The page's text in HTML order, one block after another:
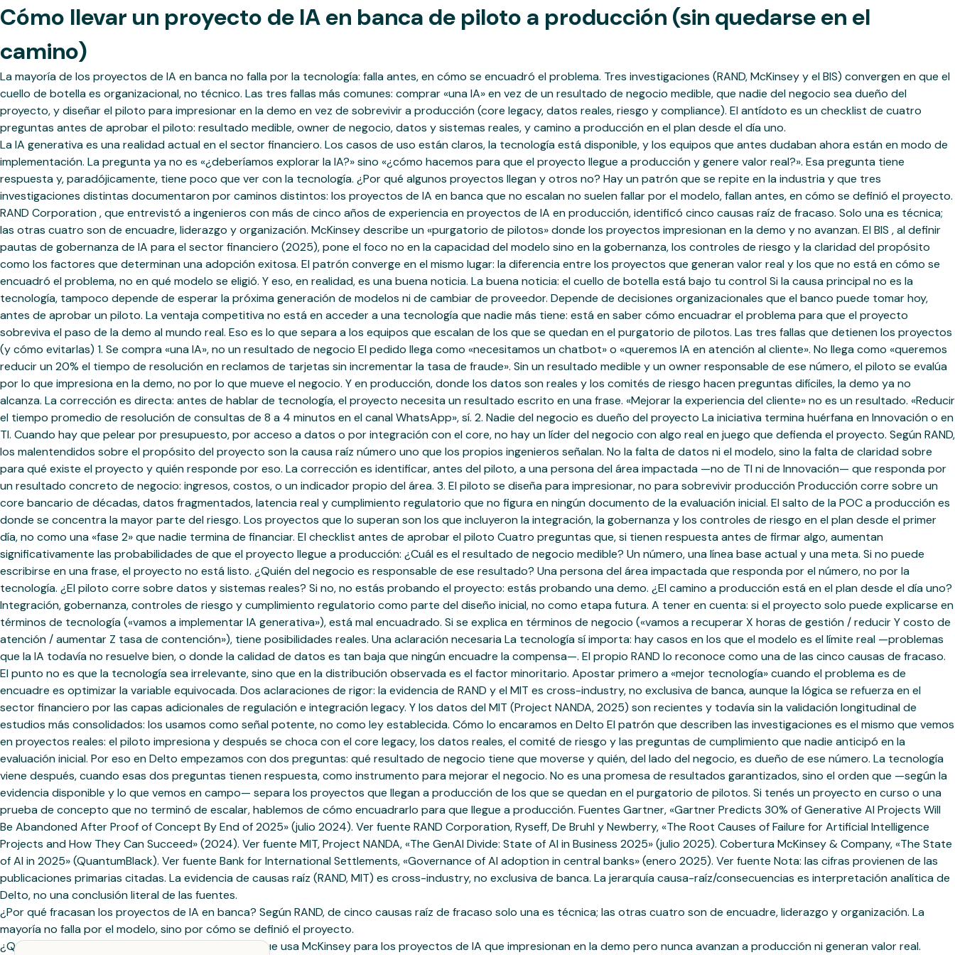
Cómo llevar un proyecto de IA en banca de piloto a producción (sin quedarse en el
camino)
La mayoría de los proyectos de IA en banca no falla por la tecnología: falla antes, en cómo se encuadró el problema. Tres investigaciones (RAND, McKinsey y el BIS) convergen en que el
cuello de botella es organizacional, no técnico. Las tres fallas más comunes: comprar «una IA» en vez de un resultado de negocio medible, que nadie del negocio sea dueño del
proyecto, y diseñar el piloto para impresionar en la demo en vez de sobrevivir a producción (core legacy, datos reales, riesgo y compliance). El antídoto es un checklist de cuatro
preguntas antes de aprobar el piloto: resultado medible, owner de negocio, datos y sistemas reales, y camino a producción en el plan desde el día uno.
La IA generativa es una realidad actual en el sector financiero. Los casos de uso están claros, la tecnología está disponible, y los equipos que antes dudaban ahora están en modo de
implementación. La pregunta ya no es «¿deberíamos explorar la IA?» sino «¿cómo hacemos para que el proyecto llegue a producción y genere valor real?». Esa pregunta tiene
respuesta y, paradójicamente, tiene poco que ver con la tecnología. ¿Por qué algunos proyectos llegan y otros no? Hay un patrón que se repite en la industria y que tres
investigaciones distintas documentaron por caminos distintos: los proyectos de IA en banca que no escalan no suelen fallar por el modelo, fallan antes, en cómo se definió el proyecto.
RAND Corporation , que entrevistó a ingenieros con más de cinco años de experiencia en proyectos de IA en producción, identificó cinco causas raíz de fracaso. Solo una es técnica;
las otras cuatro son de encuadre, liderazgo y organización. McKinsey describe un «purgatorio de pilotos» donde los proyectos impresionan en la demo y no avanzan. El BIS , al definir
pautas de gobernanza de IA para el sector financiero (2025), pone el foco no en la capacidad del modelo sino en la gobernanza, los controles de riesgo y la claridad del propósito
como los factores que determinan una adopción exitosa. El patrón converge en el mismo lugar: la diferencia entre los proyectos que generan valor real y los que no está en cómo se
encuadró el problema, no en qué modelo se eligió. Y eso, en realidad, es una buena noticia. La buena noticia: el cuello de botella está bajo tu control Si la causa principal no es la
tecnología, tampoco depende de esperar la próxima generación de modelos ni de cambiar de proveedor. Depende de decisiones organizacionales que el banco puede tomar hoy,
antes de aprobar un piloto. La ventaja competitiva no está en acceder a una tecnología que nadie más tiene: está en saber cómo encuadrar el problema para que el proyecto
sobreviva el paso de la demo al mundo real. Eso es lo que separa a los equipos que escalan de los que se quedan en el purgatorio de pilotos. Las tres fallas que detienen los proyectos
(y cómo evitarlas) 1. Se compra «una IA», no un resultado de negocio El pedido llega como «necesitamos un chatbot» o «queremos IA en atención al cliente». No llega como «queremos
reducir un 20% el tiempo de resolución en reclamos de tarjetas sin incrementar la tasa de fraude». Sin un resultado medible y un owner responsable de ese número, el piloto se evalúa
por lo que impresiona en la demo, no por lo que mueve el negocio. Y en producción, donde los datos son reales y los comités de riesgo hacen preguntas difíciles, la demo ya no
alcanza. La corrección es directa: antes de hablar de tecnología, el proyecto necesita un resultado escrito en una frase. «Mejorar la experiencia del cliente» no es un resultado. «Reducir
el tiempo promedio de resolución de consultas de 8 a 4 minutos en el canal WhatsApp», sí. 2. Nadie del negocio es dueño del proyecto La iniciativa termina huérfana en Innovación o en
TI. Cuando hay que pelear por presupuesto, por acceso a datos o por integración con el core, no hay un líder del negocio con algo real en juego que defienda el proyecto. Según RAND,
los malentendidos sobre el propósito del proyecto son la causa raíz número uno que los propios ingenieros señalan. No la falta de datos ni el modelo, sino la falta de claridad sobre
para qué existe el proyecto y quién responde por eso. La corrección es identificar, antes del piloto, a una persona del área impactada —no de TI ni de Innovación— que responda por
un resultado concreto de negocio: ingresos, costos, o un indicador propio del área. 3. El piloto se diseña para impresionar, no para sobrevivir producción Producción corre sobre un
core bancario de décadas, datos fragmentados, latencia real y cumplimiento regulatorio que no figura en ningún documento de la evaluación inicial. El salto de la POC a producción es
donde se concentra la mayor parte del riesgo. Los proyectos que lo superan son los que incluyeron la integración, la gobernanza y los controles de riesgo en el plan desde el primer
día, no como una «fase 2» que nadie termina de financiar. El checklist antes de aprobar el piloto Cuatro preguntas que, si tienen respuesta antes de firmar algo, aumentan
significativamente las probabilidades de que el proyecto llegue a producción: ¿Cuál es el resultado de negocio medible? Un número, una línea base actual y una meta. Si no puede
escribirse en una frase, el proyecto no está listo. ¿Quién del negocio es responsable de ese resultado? Una persona del área impactada que responda por el número, no por la
tecnología. ¿El piloto corre sobre datos y sistemas reales? Si no, no estás probando el proyecto: estás probando una demo. ¿El camino a producción está en el plan desde el día uno?
Integración, gobernanza, controles de riesgo y cumplimiento regulatorio como parte del diseño inicial, no como etapa futura. A tener en cuenta: si el proyecto solo puede explicarse en
términos de tecnología («vamos a implementar IA generativa»), está mal encuadrado. Si se explica en términos de negocio («vamos a recuperar X horas de gestión / reducir Y costo de
atención / aumentar Z tasa de contención»), tiene posibilidades reales. Una aclaración necesaria La tecnología sí importa: hay casos en los que el modelo es el límite real —problemas
que la IA todavía no resuelve bien, o donde la calidad de datos es tan baja que ningún encuadre la compensa—. El propio RAND lo reconoce como una de las cinco causas de fracaso.
El punto no es que la tecnología sea irrelevante, sino que en la distribución observada es el factor minoritario. Apostar primero a «mejor tecnología» cuando el problema es de
encuadre es optimizar la variable equivocada. Dos aclaraciones de rigor: la evidencia de RAND y el MIT es cross-industry, no exclusiva de banca, aunque la lógica se refuerza en el
sector financiero por las capas adicionales de regulación e integración legacy. Y los datos del MIT (Project NANDA, 2025) son recientes y todavía sin la validación longitudinal de
estudios más consolidados: los usamos como señal potente, no como ley establecida. Cómo lo encaramos en Delto El patrón que describen las investigaciones es el mismo que vemos
en proyectos reales: el piloto impresiona y después se choca con el core legacy, los datos reales, el comité de riesgo y las preguntas de cumplimiento que nadie anticipó en la
evaluación inicial. Por eso en Delto empezamos con dos preguntas: qué resultado de negocio tiene que moverse y quién, del lado del negocio, es dueño de ese número. La tecnología
viene después, cuando esas dos preguntas tienen respuesta, como instrumento para mejorar el negocio. No es una promesa de resultados garantizados, sino el orden que —según la
evidencia disponible y lo que vemos en campo— separa los proyectos que llegan a producción de los que se quedan en el purgatorio de pilotos. Si tenés un proyecto en curso o una
prueba de concepto que no terminó de escalar, hablemos de cómo encuadrarlo para que llegue a producción. Fuentes Gartner, «Gartner Predicts 30% of Generative AI Projects Will
Be Abandoned After Proof of Concept By End of 2025» (julio 2024). Ver fuente RAND Corporation, Ryseff, De Bruhl y Newberry, «The Root Causes of Failure for Artificial Intelligence
Projects and How They Can Succeed» (2024). Ver fuente MIT, Project NANDA, «The GenAI Divide: State of AI in Business 2025» (julio 2025). Cobertura McKinsey & Company, «The State
of AI in 2025» (QuantumBlack). Ver fuente Bank for International Settlements, «Governance of AI adoption in central banks» (enero 2025). Ver fuente Nota: las cifras provienen de las
publicaciones primarias citadas. La evidencia de causas raíz (RAND, MIT) es cross-industry, no exclusiva de banca. La jerarquía causa-raíz/consecuencias es interpretación analítica de
Delto, no una conclusión literal de las fuentes.
¿Por qué fracasan los proyectos de IA en banca? Según RAND, de cinco causas raíz de fracaso solo una es técnica; las otras cuatro son de encuadre, liderazgo y organización. La
mayoría no falla por el modelo, sino por cómo se definió el proyecto.
¿Qué es el «purgatorio de pilotos»? Es el término que usa McKinsey para los proyectos de IA que impresionan en la demo pero nunca avanzan a producción ni generan valor real.